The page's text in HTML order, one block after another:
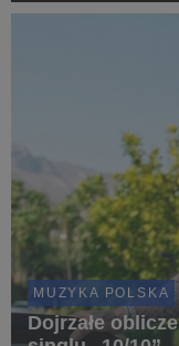
MUZYKA POLSKA
Dojrzałe